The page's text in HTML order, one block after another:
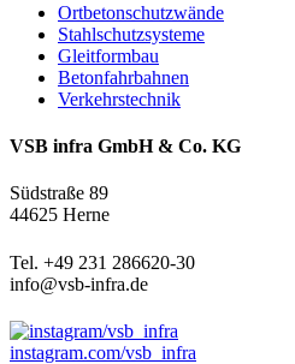
Ortbetonschutzwände
Stahlschutzsysteme
Gleitformbau
Betonfahrbahnen
Verkehrstechnik
VSB infra GmbH & Co. KG
Südstraße 89
44625 Herne
Tel. +49 231 286620-30
info@vsb-infra.de
instagram.com/vsb_infra